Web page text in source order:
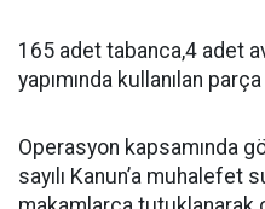
165 adet tabanca,4 adet
yapımında kullanılan
Operasyon kapsamında
sayılı Kanun’a muhalefet